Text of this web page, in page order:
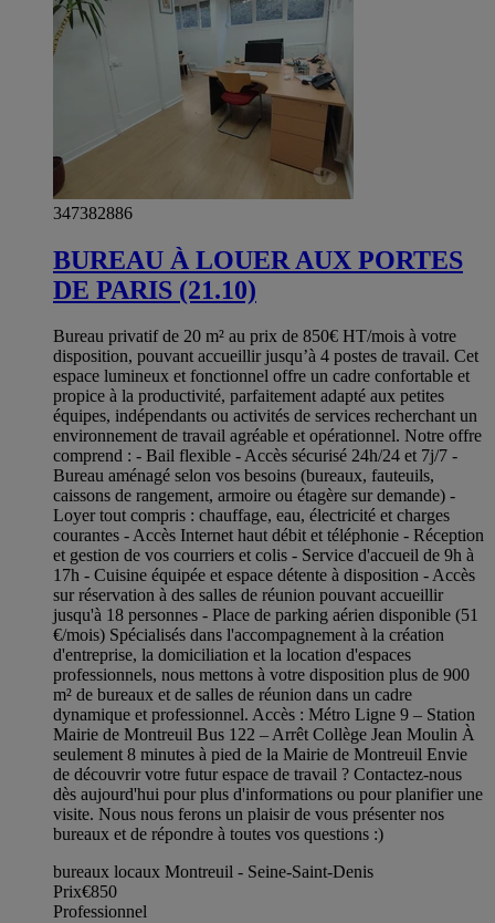
347382886
BUREAU À LOUER AUX PORTES
DE PARIS (21.10)
Bureau privatif de 20 m² au prix de 850€ HT/mois à votre
disposition, pouvant accueillir jusqu’à 4 postes de travail. Cet
espace lumineux et fonctionnel offre un cadre confortable et
propice à la productivité, parfaitement adapté aux petites
équipes, indépendants ou activités de services recherchant un
environnement de travail agréable et opérationnel. Notre offre
comprend : - Bail flexible - Accès sécurisé 24h/24 et 7j/7 -
Bureau aménagé selon vos besoins (bureaux, fauteuils,
caissons de rangement, armoire ou étagère sur demande) -
Loyer tout compris : chauffage, eau, électricité et charges
courantes - Accès Internet haut débit et téléphonie - Réception
et gestion de vos courriers et colis - Service d'accueil de 9h à
17h - Cuisine équipée et espace détente à disposition - Accès
sur réservation à des salles de réunion pouvant accueillir
jusqu'à 18 personnes - Place de parking aérien disponible (51
€/mois) Spécialisés dans l'accompagnement à la création
d'entreprise, la domiciliation et la location d'espaces
professionnels, nous mettons à votre disposition plus de 900
m² de bureaux et de salles de réunion dans un cadre
dynamique et professionnel. Accès : Métro Ligne 9 – Station
Mairie de Montreuil Bus 122 – Arrêt Collège Jean Moulin À
seulement 8 minutes à pied de la Mairie de Montreuil Envie
de découvrir votre futur espace de travail ? Contactez-nous
dès aujourd'hui pour plus d'informations ou pour planifier une
visite. Nous nous ferons un plaisir de vous présenter nos
bureaux et de répondre à toutes vos questions :)
bureaux locaux Montreuil - Seine-Saint-Denis
Prix€850
Professionnel